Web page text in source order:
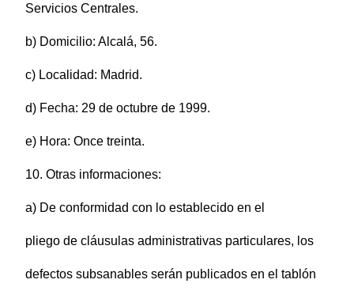
Servicios Centrales.
b) Domicilio: Alcalá, 56.
c) Localidad: Madrid.
d) Fecha: 29 de octubre de 1999.
e) Hora: Once treinta.
10. Otras informaciones:
a) De conformidad con lo establecido en el
pliego de cláusulas administrativas particulares, los
defectos subsanables serán publicados en el tablón